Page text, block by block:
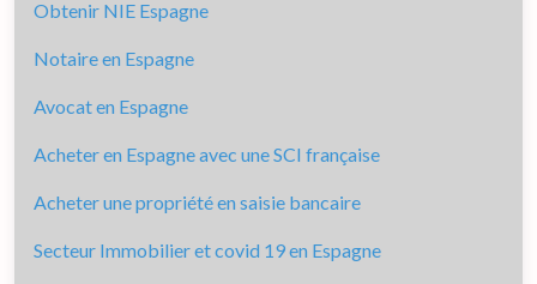
Obtenir NIE Espagne
Notaire en Espagne
Avocat en Espagne
Acheter en Espagne avec une SCI française
Acheter une propriété en saisie bancaire
Secteur Immobilier et covid 19 en Espagne